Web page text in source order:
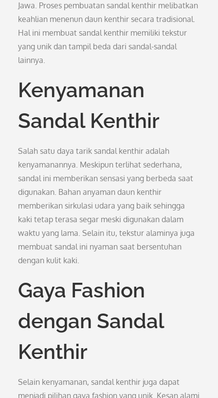
Jawa. Proses pembuatan sandal kenthir melibatkan
keahlian menenun daun kenthir secara tradisional.
Hal ini membuat sandal kenthir memiliki tekstur
yang unik dan tampil beda dari sandal-sandal
lainnya.
Kenyamanan
Sandal Kenthir
Salah satu daya tarik sandal kenthir adalah
kenyamanannya. Meskipun terlihat sederhana,
sandal ini memberikan sensasi yang berbeda saat
digunakan. Bahan anyaman daun kenthir
memberikan sirkulasi udara yang baik sehingga
kaki tetap terasa segar meski digunakan dalam
waktu yang lama. Selain itu, tekstur alaminya juga
membuat sandal ini nyaman saat bersentuhan
dengan kulit kaki.
Gaya Fashion
dengan Sandal
Kenthir
Selain kenyamanan, sandal kenthir juga dapat
menjadi pilihan gaya fashion yang unik. Kesan alami